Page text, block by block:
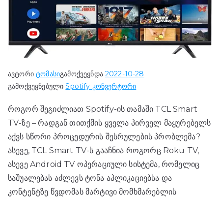
ავტორიტომასიგამოქვეყნდა2022-10-28
გამოქვეყნებულიSpotify კონვერტორი
როგორ შეგიძლიათ Spotify-ის თამაში TCL Smart
TV-ზე – რადგან თითქმის ყველა პირველ მაყურებელს
აქვს სწორი პროცედურის შესრულების პრობლემა?
ასევე, TCL Smart TV-ს გააჩნია როგორც Roku TV,
ასევე Android TV ოპერაციული სისტემა, რომელიც
საშუალებას აძლევს ტონა აპლიკაციებსა და
კონტენტზე წვდომას მარტივი მომხმარებლის